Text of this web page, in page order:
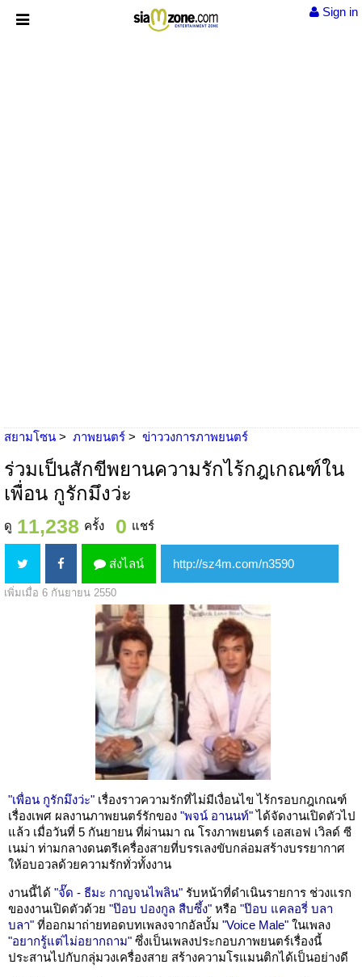
Sign in
สยามโซน ภาพยนตร์ ข่าววงการภาพยนตร์
ร่วมเป็นสักขีพยานความรักไร้กฎเกณฑ์ใน
เพื่อน กูรักมึงว่ะ
ดู 11,238 ครั้ง 0 แชร์
ส่งไลน์
เพิ่มเมื่อ 6 กันยายน 2550
"เพื่อน กูรักมึงว่ะ" เรื่องราวความรักที่ไม่มีเงื่อนไข ไร้กรอบกฎเกณฑ์
เรื่องเพศ ผลงานภาพยนตร์รักของ "พจน์ อานนท์"ได้จัดงานเปิดตัวไป
แล้ว เมื่อวันที่ 5 กันยายน ที่ผ่านมา ณ โรงภาพยนตร์ เอสเอฟ เวิลด์ ซี
เนม่า ท่ามกลางดนตรีเครื่องสายที่บรรเลงขับกล่อมสร้างบรรยากาศ
ให้อบอวลด้วยความรักทั่วทั้งงาน
งานนี้ได้ "จั๊ด - ธีมะ กาญจนไพลิน" รับหน้าที่ดำเนินรายการ ช่วงแรก
ของงานเปิดตัวด้วย "ป๊อบ ปองกูล สืบซึ้ง" หรือ "ป๊อบ แคลอรี่ บลา
บลา" ที่ออกมาถ่ายทอดบทเพลงจากอัลบั้ม "Voice Male" ในเพลง
"อยากรู้แต่ไม่อยากถาม" ซึ่งเป็นเพลงประกอบภาพยนตร์เรื่องนี้
ประสานไปกับกลุ่มวงเครื่องสาย สร้างความโรแมนติกได้เป็นอย่างดี